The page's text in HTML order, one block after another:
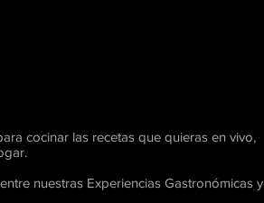
cocinar las recetas que quieras en vivo,
nuestras Experiencias Gastronómicas y